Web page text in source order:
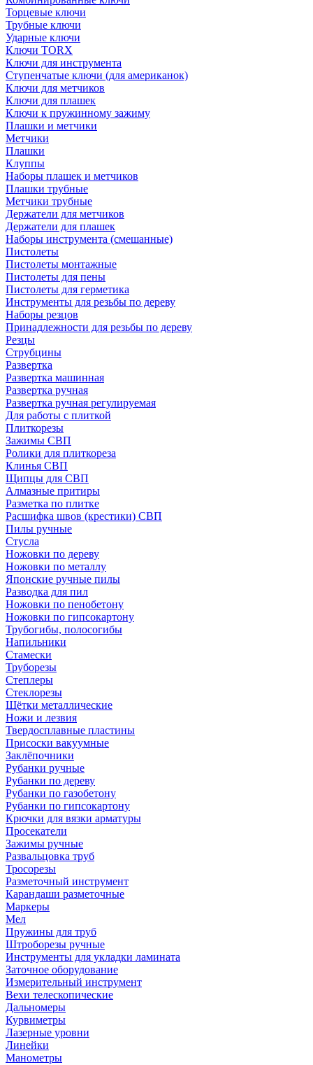
Торцевые ключи
Трубные ключи
Ударные ключи
Ключи TORX
Ключи для инструмента
Ступенчатые ключи (для американок)
Ключи для метчиков
Ключи для плашек
Ключи к пружинному зажиму
Плашки и метчики
Метчики
Плашки
Клуппы
Наборы плашек и метчиков
Плашки трубные
Метчики трубные
Держатели для метчиков
Держатели для плашек
Наборы инструмента (смешанные)
Пистолеты
Пистолеты монтажные
Пистолеты для пены
Пистолеты для герметика
Инструменты для резьбы по дереву
Наборы резцов
Принадлежности для резьбы по дереву
Резцы
Струбцины
Развертка
Развертка машинная
Развертка ручная
Развертка ручная регулируемая
Для работы с плиткой
Плиткорезы
Зажимы СВП
Ролики для плиткореза
Клинья СВП
Щипцы для СВП
Алмазные притиры
Разметка по плитке
Расшифка швов (крестики) СВП
Пилы ручные
Стусла
Ножовки по дереву
Ножовки по металлу
Японские ручные пилы
Разводка для пил
Ножовки по пенобетону
Ножовки по гипсокартону
Трубогибы, полосогибы
Напильники
Стамески
Труборезы
Степлеры
Стеклорезы
Щётки металлические
Ножи и лезвия
Твердосплавные пластины
Присоски вакуумные
Заклёпочники
Рубанки ручные
Рубанки по дереву
Рубанки по газобетону
Рубанки по гипсокартону
Крючки для вязки арматуры
Просекатели
Зажимы ручные
Развальцовка труб
Тросорезы
Разметочный инструмент
Карандаши разметочные
Маркеры
Мел
Пружины для труб
Штроборезы ручные
Инструменты для укладки ламината
Заточное оборудование
Измерительный инструмент
Вехи телескопические
Дальномеры
Курвиметры
Лазерные уровни
Линейки
Манометры